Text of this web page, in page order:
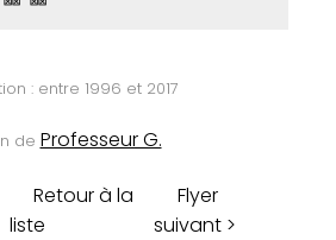
: entre 1996 et 2017
de Professeur G.
Retour à la
liste
Flyer
suivant >